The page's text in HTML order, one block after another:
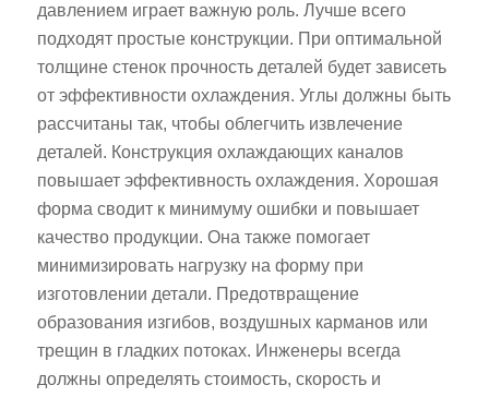
давлением играет важную роль. Лучше всего
подходят простые конструкции. При оптимальной
толщине стенок прочность деталей будет зависеть
от эффективности охлаждения. Углы должны быть
рассчитаны так, чтобы облегчить извлечение
деталей. Конструкция охлаждающих каналов
повышает эффективность охлаждения. Хорошая
форма сводит к минимуму ошибки и повышает
качество продукции. Она также помогает
минимизировать нагрузку на форму при
изготовлении детали. Предотвращение
образования изгибов, воздушных карманов или
трещин в гладких потоках. Инженеры всегда
должны определять стоимость, скорость и